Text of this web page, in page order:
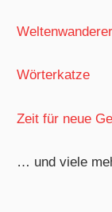
Weltenwanderer
Wörterkatze
Zeit für neue
… und viele